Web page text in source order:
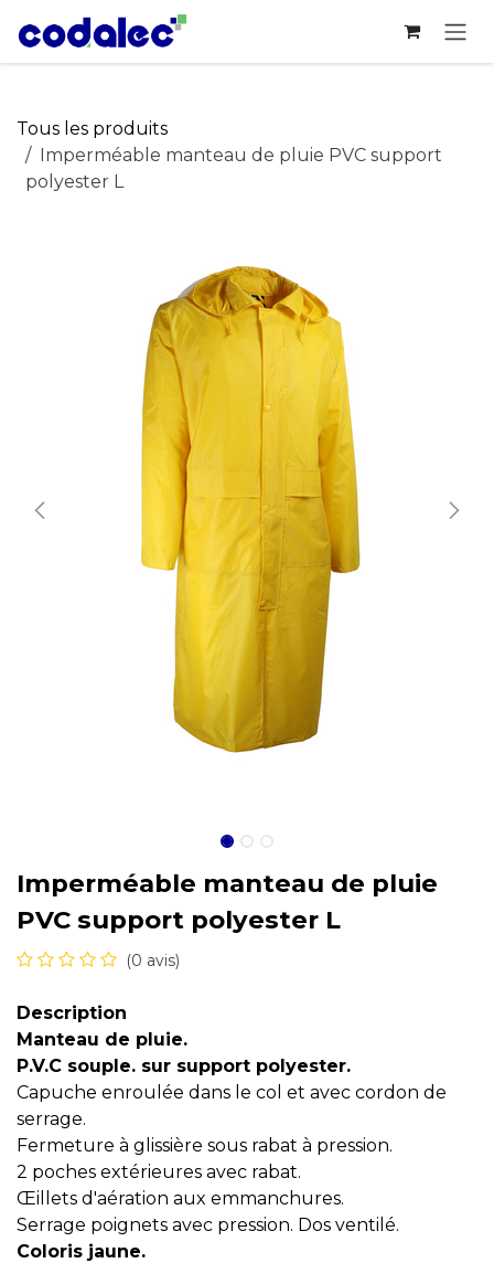
Se rendre au contenu
Tous les produits
Imperméable manteau de pluie PVC support
polyester L
Imperméable manteau de pluie
PVC support polyester L
(0 avis)
Description
Manteau de pluie.
P.V.C souple. sur support polyester.
Capuche enroulée dans le col et avec cordon de
serrage.
Fermeture à glissière sous rabat à pression.
2 poches extérieures avec rabat.
Œillets d'aération aux emmanchures.
Serrage poignets avec pression. Dos ventilé.
Coloris jaune.